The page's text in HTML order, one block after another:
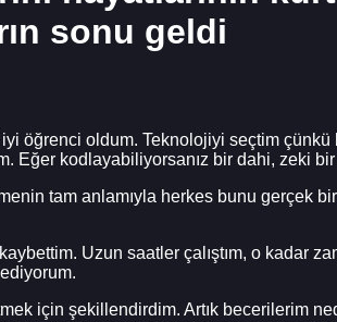
sonu geldi
öğrenci oldum. Teknolojiyi seçtim
Eğer kodlayabiliyorsanız bir dahi, zeki
tam anlamıyla herkes bunu gerçek
Uzun saatler çalıştım, o kadar
için şekillendirdim. Artık becerilerim